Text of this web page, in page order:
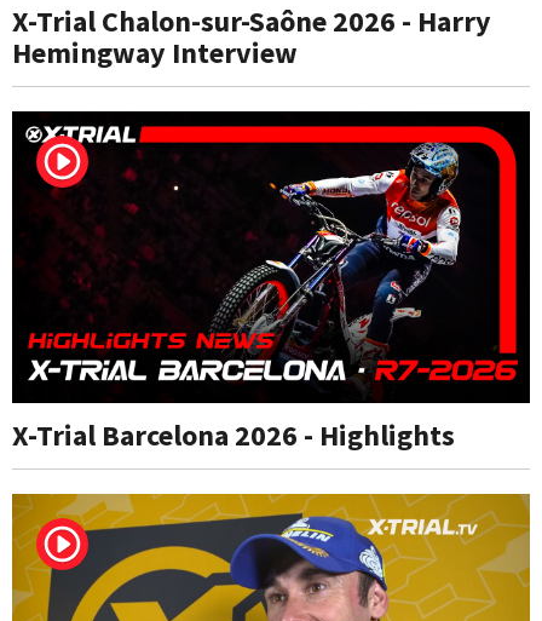
X-Trial Chalon-sur-Saône 2026 - Harry
Hemingway Interview
X-Trial Barcelona 2026 - Highlights